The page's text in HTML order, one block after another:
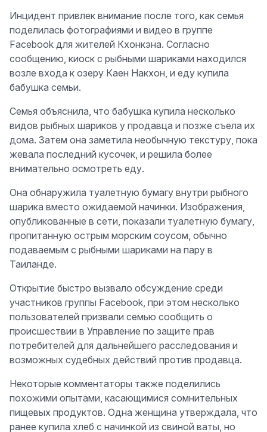
Инцидент привлек внимание после того, как семья
поделилась фотографиями и видео в группе
Facebook для жителей Кхонкэна. Согласно
сообщению, киоск с рыбными шариками находился
возле входа к озеру Каен Накхон, и еду купила
бабушка семьи.
Семья объяснила, что бабушка купила несколько
видов рыбных шариков у продавца и позже съела их
дома. Затем она заметила необычную текстуру, пока
жевала последний кусочек, и решила более
внимательно осмотреть еду.
Она обнаружила туалетную бумагу внутри рыбного
шарика вместо ожидаемой начинки. Изображения,
опубликованные в сети, показали туалетную бумагу,
пропитанную острым морским соусом, обычно
подаваемым с рыбными шариками на пару в
Таиланде.
Открытие быстро вызвало обсуждение среди
участников группы Facebook, при этом несколько
пользователей призвали семью сообщить о
происшествии в Управление по защите прав
потребителей для дальнейшего расследования и
возможных судебных действий против продавца.
Некоторые комментаторы также поделились
похожими опытами, касающимися сомнительных
пищевых продуктов. Одна женщина утверждала, что
ранее купила хлеб с начинкой из свиной ваты, но